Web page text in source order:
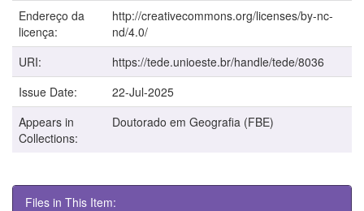
Endereço da
licença:
http://creativecommons.org/licenses/by-nc-
nd/4.0/
URI:
https://tede.unioeste.br/handle/tede/8036
Issue Date:
22-Jul-2025
Appears in
Collections:
Doutorado em Geografia (FBE)
Files in This Item: